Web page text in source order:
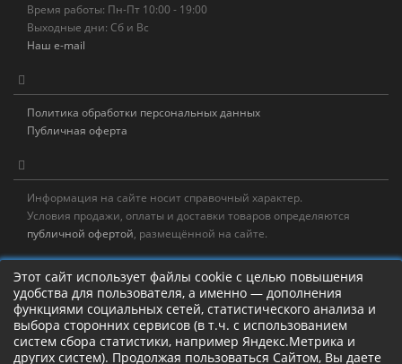
Время работы: Пн-Пт 10:00 - 19:00
Выходные дни: Сб и Вс
Наш e-mail
Политика обработки персональных данных
Публичная оферта
Информация на сайте носит справочный характер.
Условия продажи, оплаты и доставки товаров определяются
публичной офертой, размещённой на сайте.
Новостная рассылка
Новости, акции, распродажи и полезные советы!
Этот сайт использует файлы cookie с целью повышения
удобства для пользователя, а именно — дополнения
функциями социальных сетей, статистического анализа и
выбора сторонних сервисов (в т.ч. с использованием
систем сбора статистики, например Яндекс.Метрика и
других систем). Продолжая пользоваться Сайтом, Вы даете